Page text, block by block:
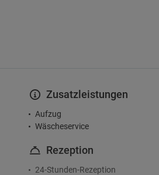
Zusatzleistungen
Aufzug
Wäscheservice
Rezeption
24-Stunden-Rezeption